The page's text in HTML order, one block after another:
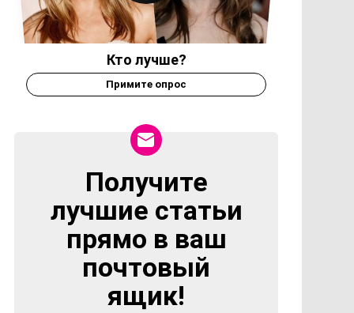
Кто лучше?
Примите опрос
NEWSLETTER
Получите
лучшие статьи
прямо в ваш
почтовый
ящик!